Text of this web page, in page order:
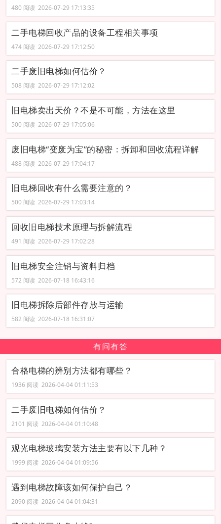
480 阅读 2026-07-29 17:13:35
二手电梯回收产品的设备工程相关事项
474 阅读 2026-07-29 17:12:50
二手废旧电梯如何估价？
508 阅读 2026-07-29 17:12:02
旧电梯卖出天价？不是不可能，方法在这里
500 阅读 2026-07-29 17:05:06
废旧电梯“变废为宝”的秘密：拆卸和回收流程详解
488 阅读 2026-07-29 17:04:17
旧电梯回收有什么需要注意的？
500 阅读 2026-07-29 17:03:14
回收旧电梯技术原理与拆解流程
491 阅读 2026-07-29 17:02:28
旧电梯安全注销与资料归档
572 阅读 2026-07-18 16:43:16
旧电梯拆除后部件存放与运输
582 阅读 2026-07-18 16:31:07
有问有答
合格电梯的辨别方法都有哪些？
1936 阅读 2026-04-04 01:11:53
二手废旧电梯如何估价？
2101 阅读 2026-04-04 01:10:48
观光电梯玻璃安装方法主要有以下几种‌？
1999 阅读 2026-04-04 01:09:56
遇到电梯故障该如何保护自己？
2090 阅读 2026-04-04 01:04:31